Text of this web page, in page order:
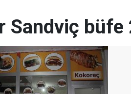
Sandviç büfe